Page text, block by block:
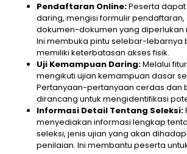
Pendaftaran Online:Peserta
daring, mengisi formulir
dokumen-dokumen yang diperlukan
Ini membuka pintu selebar-lebarnya
memiliki keterbatasan akses fisik.
Uji Kemampuan Daring:Melalui
mengikuti ujian kemampuan dasar
Pertanyaan-pertanyaan cerdas dan
dirancang untuk mengidentifikasi
Informasi Detail Tentang Seleksi:
menyediakan informasi lengkap
seleksi, jenis ujian yang akan
penilaian. Ini membantu peserta